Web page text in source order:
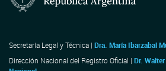
Secretaría Legal y Técnica | Dra. María Ibarzabal
Dirección Nacional del Registro Oficial | Dr.